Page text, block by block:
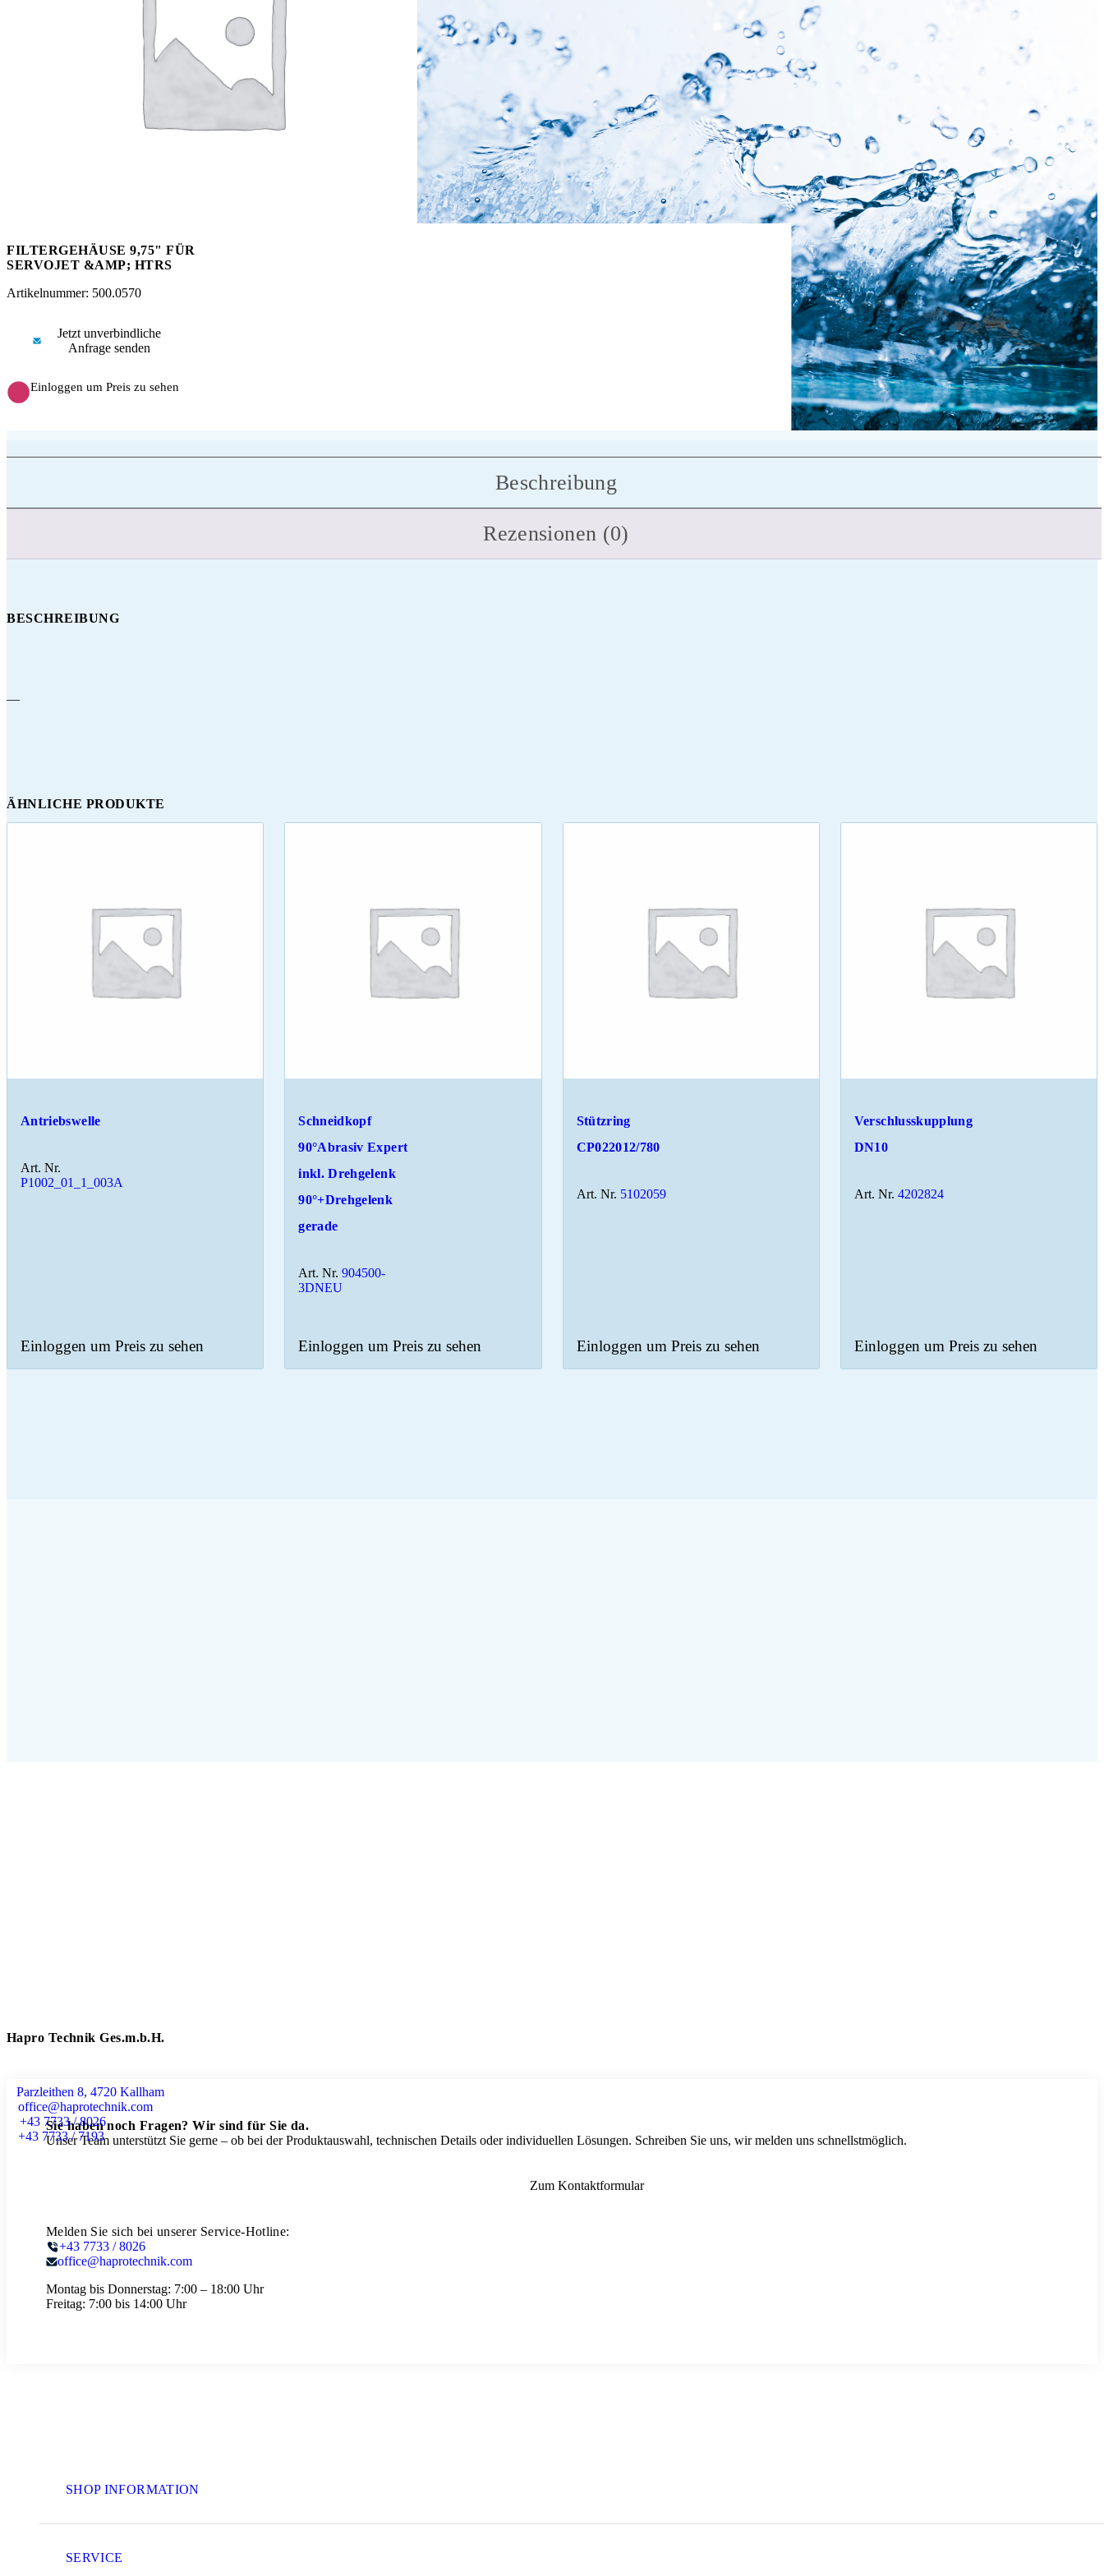
FILTERGEHÄUSE 9,75" FÜR
SERVOJET &AMP; HTRS
Artikelnummer: 500.0570
Jetzt unverbindliche
Anfrage senden
Einloggen um Preis zu sehen
Beschreibung
Rezensionen (0)
BESCHREIBUNG
—
ÄHNLICHE PRODUKTE
Antriebswelle
Art. Nr.
P1002_01_1_003A
Einloggen um Preis zu sehen
Schneidkopf
90°Abrasiv Expert
inkl. Drehgelenk
90°+Drehgelenk
gerade
Art. Nr. 904500-
3DNEU
Einloggen um Preis zu sehen
Stützring
CP022012/780
Art. Nr. 5102059
Einloggen um Preis zu sehen
Verschlusskupplung
DN10
Art. Nr. 4202824
Einloggen um Preis zu sehen
Hapro Technik Ges.m.b.H.
Parzleithen 8, 4720 Kallham
office@haprotechnik.com
+43 7733 / 8026
+43 7733 / 7193
Sie haben noch Fragen? Wir sind für Sie da.
Unser Team unterstützt Sie gerne – ob bei der Produktauswahl, technischen Details oder individuellen Lösungen. Schreiben Sie uns, wir melden uns schnellstmöglich.
Zum Kontaktformular
Melden Sie sich bei unserer Service-Hotline:
+43 7733 / 8026
office@haprotechnik.com
Montag bis Donnerstag: 7:00 – 18:00 Uhr
Freitag: 7:00 bis 14:00 Uhr
SHOP INFORMATION
SERVICE